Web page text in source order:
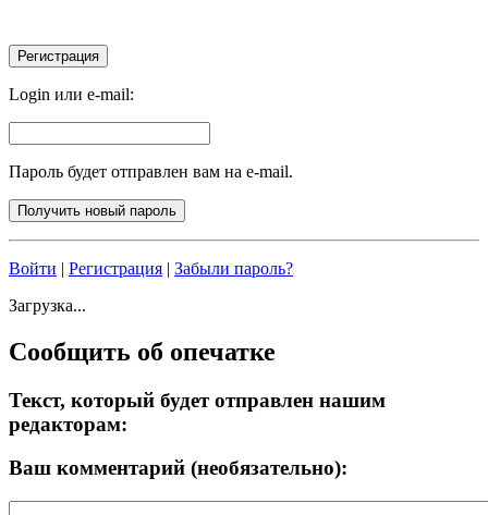
Login или e-mail:
Пароль будет отправлен вам на e-mail.
Войти | Регистрация | Забыли пароль?
Загрузка...
Сообщить об опечатке
Текст, который будет отправлен нашим
редакторам:
Ваш комментарий (необязательно):